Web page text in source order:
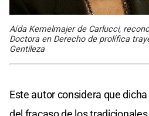
Aída Kemelmajer de Carlucci,
Doctora en Derecho de prolífica
Gentileza
Este autor considera que